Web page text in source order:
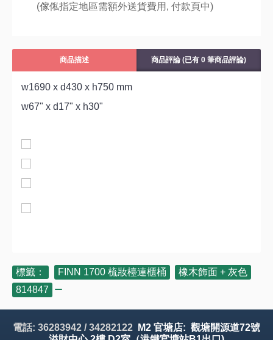
(傢俬指定地區需額外送貨費用, 付款頁中)
商品描述 商品評論 (已有 0 筆商品評論)
w1690 x d430 x h750 mm
w67" x d17" x h30"
標籤： FINN 1700 梳妝檯連櫃桶 橡木飾面 + 灰色
814847
電話: 36283942 / 34282122
M2 官塘店: 觀塘開源道72號